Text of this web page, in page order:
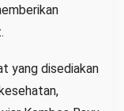
yang disediakan